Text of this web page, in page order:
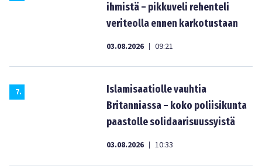
ihmistä – pikkuveli rehenteli
veriteolla ennen karkotustaan
03.08.2026 | 09:21
7.
Islamisaatiolle vauhtia
Britanniassa – koko poliisikunta
paastolle solidaarisuussyistä
03.08.2026 | 10:33